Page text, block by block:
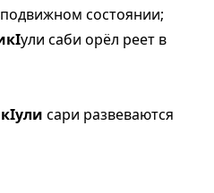
состоянии;
ули саби орёл реет в
сари развеваются